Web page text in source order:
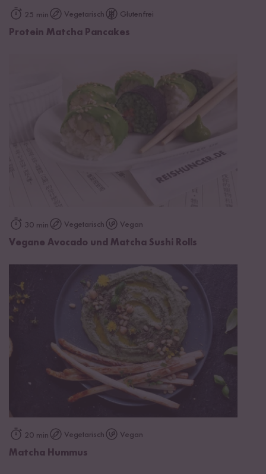
25 min Vegetarisch Glutenfrei
Protein Matcha Pancakes
30 min Vegetarisch Vegan
Vegane Avocado und Matcha Sushi Rolls
20 min Vegetarisch Vegan
Matcha Hummus